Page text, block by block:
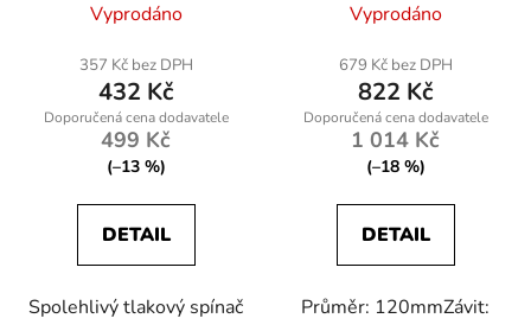
Vyprodáno
357 Kč bez DPH
432 Kč
499 Kč
(–13 %)
DETAIL
Spolehlivý tlakový spínač
Vyprodáno
679 Kč bez DPH
822 Kč
1 014 Kč
(–18 %)
DETAIL
Průměr: 120mmZávit: